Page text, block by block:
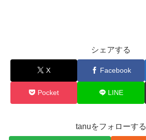
シェアする
X Facebook
Pocket LINE
tanuをフォローする